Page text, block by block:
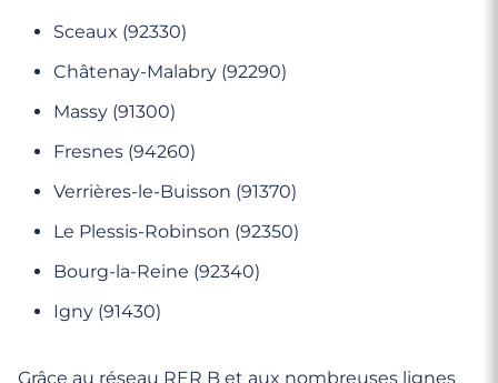
Sceaux (92330)
Châtenay-Malabry (92290)
Massy (91300)
Fresnes (94260)
Verrières-le-Buisson (91370)
Le Plessis-Robinson (92350)
Bourg-la-Reine (92340)
Igny (91430)
Grâce au réseau RER B et aux nombreuses lignes